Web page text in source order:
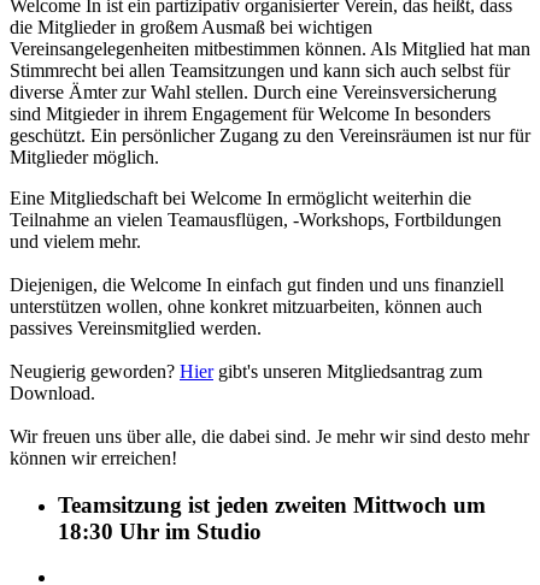
Welcome In ist ein partizipativ organisierter Verein, das heißt, dass
die Mitglieder in großem Ausmaß bei wichtigen
Vereinsangelegenheiten mitbestimmen können. Als Mitglied hat man
Stimmrecht bei allen Teamsitzungen und kann sich auch selbst für
diverse Ämter zur Wahl stellen. Durch eine Vereinsversicherung
sind Mitgieder in ihrem Engagement für Welcome In besonders
geschützt. Ein persönlicher Zugang zu den Vereinsräumen ist nur für
Mitglieder möglich.
Eine Mitgliedschaft bei Welcome In ermöglicht weiterhin die
Teilnahme an vielen Teamausflügen, -Workshops, Fortbildungen
und vielem mehr.
Diejenigen, die Welcome In einfach gut finden und uns finanziell
unterstützen wollen, ohne konkret mitzuarbeiten, können auch
passives Vereinsmitglied werden.
Neugierig geworden? Hiergibt's unseren Mitgliedsantrag zum
Download.
Wir freuen uns über alle, die dabei sind. Je mehr wir sind desto mehr
können wir erreichen!
Teamsitzung ist jeden zweiten Mittwoch um
18:30 Uhr im Studio